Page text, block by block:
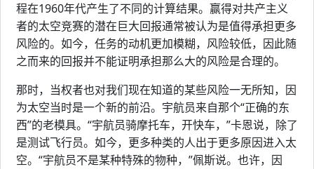
程在1960年代产生了不同的计算结果。赢得对共产主义
者的太空竞赛的潜在巨大回报通常被认为是值得承担更多
风险的。如今，任务的动机更加模糊，风险较低，因此随
之而来的回报并不能证明承担那么大的风险是合理的。
那时，当权者也对我们现在知道的某些风险一无所知，因
为太空当时是一个新的前沿。宇航员来自那个“正确的东
西”的老模具。“宇航员骑摩托车，开快车，”卡恩说，除了
是测试飞行员。如今，更多种类的人出于更多原因进入太
空。“宇航员不是某种特殊的物种，”佩斯说。也许，因